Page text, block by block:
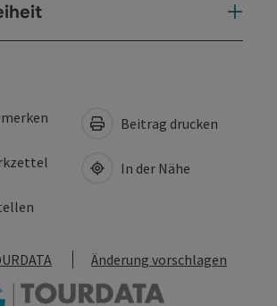
Beitrag drucken
In der Nähe
Änderung vorschlagen